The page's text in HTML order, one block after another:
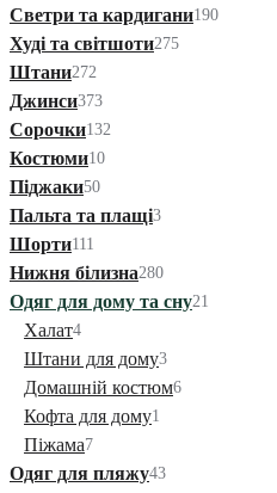
Светри та кардигани190
Худі та світшоти275
Штани272
Джинси373
Сорочки132
Костюми10
Піджаки50
Пальта та плащі3
Шорти111
Нижня білизна280
Одяг для дому та сну21
Халат4
Штани для дому3
Домашній костюм6
Кофта для дому1
Піжама7
Одяг для пляжу43